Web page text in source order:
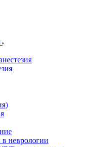
неврологии